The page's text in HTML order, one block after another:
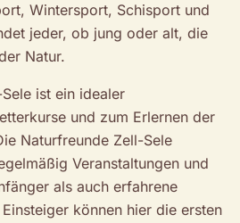
Wintersport, Schisport und
jeder, ob jung oder alt, die
Natur.
ist ein idealer
und zum Erlernen der
Naturfreunde Zell-Sele
Veranstaltungen und
als auch erfahrene
können hier die ersten